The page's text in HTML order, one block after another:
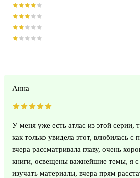
Анна
У меня уже есть атлас из этой серии,
как только увидела этот, влюбилась с
вчера рассматривала главу, очень
книги, освещены важнейшие темы, я с
изучать материалы, вчера прям